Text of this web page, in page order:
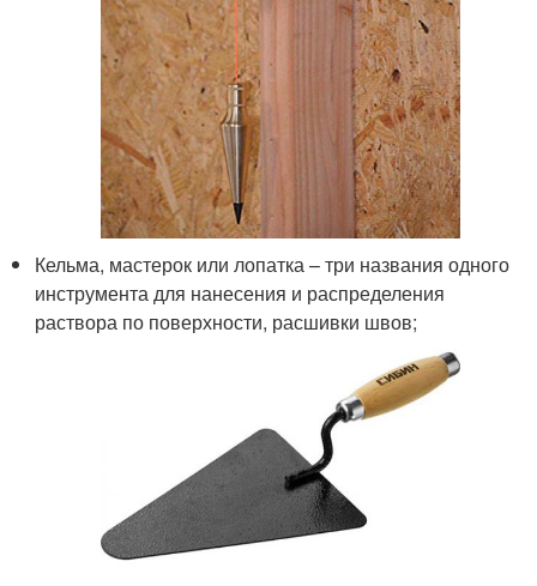
Кельма, мастерок или лопатка – три названия одного
инструмента для нанесения и распределения
раствора по поверхности, расшивки швов;